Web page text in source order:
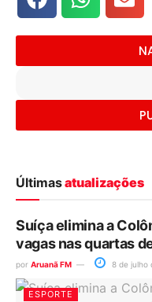
Últimasatualizações
Suíça elimina a
vagas nas quartas
por Aruanã FM 8 de julho
ESPORTE